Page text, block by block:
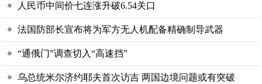
人民币中间价七连涨升破6.54关口
法国防部长宣布将为军方无人机配备精确制导武器
“通俄门”调查切入“高速挡”
乌总统米尔济约耶夫首次访吉 两国边境问题或有突破